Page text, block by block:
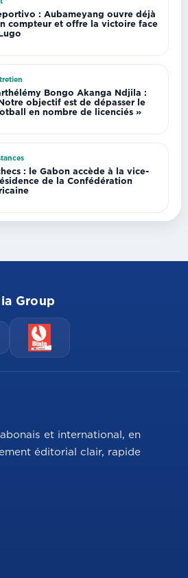
: Aubameyang ouvre déjà
compteur et offre la victoire face
Bongo Akanga Ndjila :
objectif est de dépasser le
en nombre de licenciés »
: le Gabon accède à la vice-
de la Confédération
Group
et international, en
éditorial clair, rapide